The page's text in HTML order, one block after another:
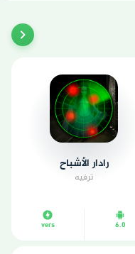
رادار الأشباح
ترفيه
6.0
vers